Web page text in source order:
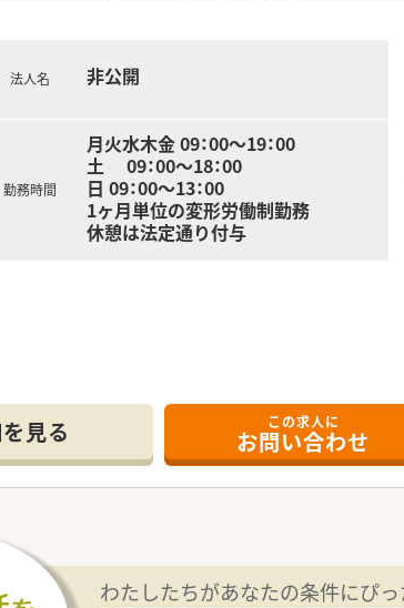
法人名 非公開
勤務時間
月火水木金 09：00～19：00
土 09：00～18：00
日 09：00～13：00
1ヶ月単位の変形労働制勤務
休憩は法定通り付与
の出店割合 約63％
見る この求人に
お問い合わせ
わたしたちがあなたの条件にぴ